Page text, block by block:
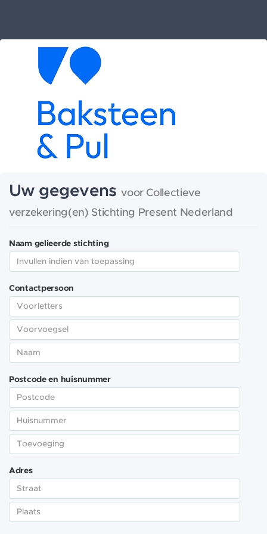
Uw gegevensvoor Collectieve
verzekering(en) Stichting Present Nederland
Naam gelieerde stichting
Contactpersoon
Postcode en huisnummer
Adres